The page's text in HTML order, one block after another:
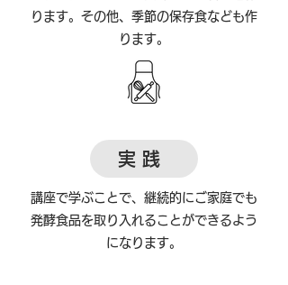
ります。その他、季節の保存食なども作
ります。
実践
講座で学ぶことで、継続的にご家庭でも
発酵食品を取り入れることができるよう
になります。